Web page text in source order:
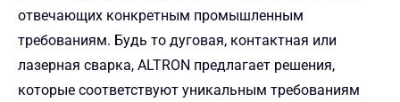
отвечающих конкретным промышленным
требованиям. Будь то дуговая, контактная или
лазерная сварка, ALTRON предлагает решения,
которые соответствуют уникальным требованиям